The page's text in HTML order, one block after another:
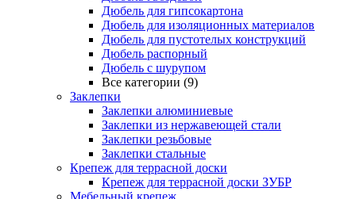
Дюбель для гипсокартона
Дюбель для изоляционных материалов
Дюбель для пустотелых конструкций
Дюбель распорный
Дюбель с шурупом
Все категории (9)
Заклепки
Заклепки алюминиевые
Заклепки из нержавеющей стали
Заклепки резьбовые
Заклепки стальные
Крепеж для террасной доски
Крепеж для террасной доски ЗУБР
Мебельный крепеж